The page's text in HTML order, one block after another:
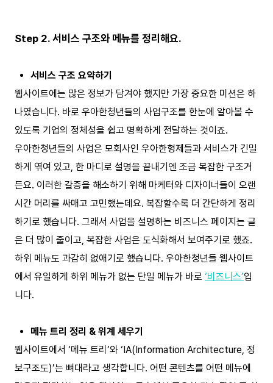
Step 2. 서비스 구조와 메뉴를 정리해요.
서비스 구조 요약하기
웹사이트에는 많은 정보가 담겨야 했지만 가장 중요한 미션은 하
나였습니다. 바로 우아한청년들의 사업구조를 한눈에 알아볼 수
있도록 기업의 정체성을 쉽고 명확하게 전달하는 것이죠.
우아한청년들의 사업은 모회사인 우아한형제들과 서비스가 긴밀
하게 엮여 있고, 한 마디로 설명을 끝내기엔 조금 복잡한 구조거
든요. 이러한 갈증을 해소하기 위해 마케터와 디자이너들이 오랜
시간 머리를 싸매고 고민했는데요. 복잡할수록 더 간단하게 정리
하기로 했습니다. 그래서 사업을 설명하는 비즈니스 페이지는 글
은 더 많이 줄이고, 복잡한 사업은 도식화해서 보여주기로 했죠.
하위 메뉴도 과감히 없애기로 했습니다. 우아한청년들 웹사이트
에서 유일하게 하위 메뉴가 없는 단일 메뉴가 바로 ‘비즈니스’입
니다.
메뉴 트리 정리 & 위계 세우기
웹사이트에서 ‘메뉴 트리’와 ‘IA(Information Architecture, 정
보구조도)’는 뼈대라고 생각합니다. 어떤 콘텐츠를 어떤 메뉴에